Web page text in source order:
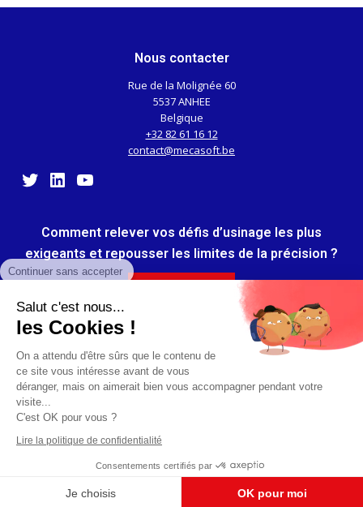
Nous contacter
Rue de la Molignée 60
5537 ANHEE
Belgique
+32 82 61 16 12
contact@mecasoft.be
Twitter
LinkedIn
Comment relever vos défis d’usinage les plus
exigeants et repousser les limites de la précision ?
Recevez nos conseils, astuces, livres blancs et cas pratiques !
Cookies
Continuer sans accepter
Salut c'est nous...
les Cookies !
On a attendu d'être sûrs que le contenu de
ce site vous intéresse avant de vous
déranger, mais on aimerait bien vous accompagner pendant votre
visite...
C'est OK pour vous ?
Lire la politique de confidentialité
Consentements certifiés par
Je choisis OK pour moi